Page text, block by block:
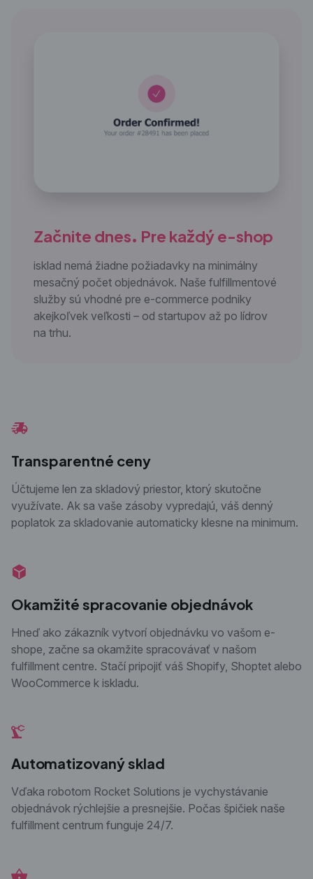
Začnite dnes. Pre každý e-shop
isklad nemá žiadne požiadavky na minimálny
mesačný počet objednávok. Naše fulfillmentové
služby sú vhodné pre e-commerce podniky
akejkoľvek veľkosti – od startupov až po lídrov
na trhu.
Transparentné ceny
Účtujeme len za skladový priestor, ktorý skutočne
využívate. Ak sa vaše zásoby vypredajú, váš denný
poplatok za skladovanie automaticky klesne na minimum.
Okamžité spracovanie objednávok
Hneď ako zákazník vytvorí objednávku vo vašom e-
shope, začne sa okamžite spracovávať v našom
fulfillment centre. Stačí pripojiť váš Shopify, Shoptet alebo
WooCommerce k iskladu.
Automatizovaný sklad
Vďaka robotom Rocket Solutions je vychystávanie
objednávok rýchlejšie a presnejšie. Počas špičiek naše
fulfillment centrum funguje 24/7.